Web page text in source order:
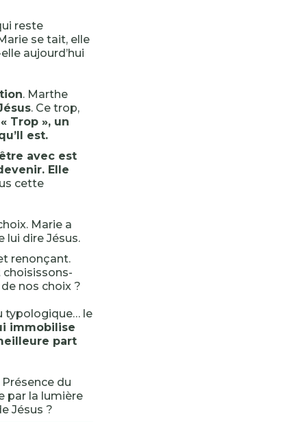
reste
se tait, elle
aujourd’hui
. Marthe
. Ce trop,
Trop », un
est.
avec est
Elle
cette
Marie a
lui dire Jésus.
renonçant.
choisissons-
nos choix ?
typologique… le
immobilise
part
Présence du
par la lumière
Jésus ?